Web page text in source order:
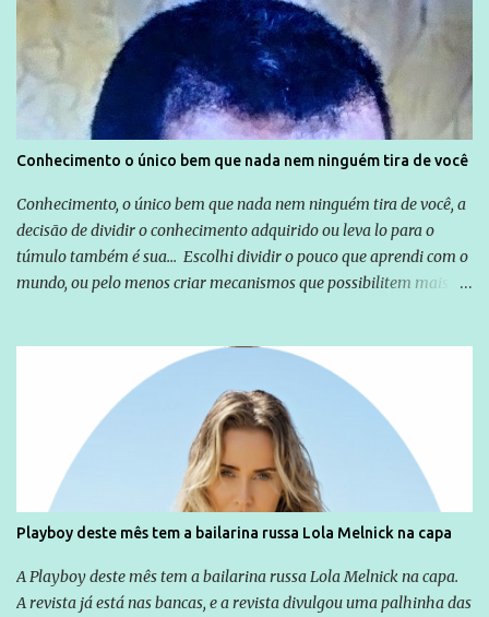
Emílio Odebrecht. Lula sempre atuou para promover o Brasil no
exterior, e não para promover determinadas empresas ou
empresários" Assina a nota o advogado Cristiano Zanin Martins
Conhecimento o único bem que nada nem ninguém tira de você
Conhecimento, o único bem que nada nem ninguém tira de você, a
decisão de dividir o conhecimento adquirido ou leva lo para o
túmulo também é sua... Escolhi dividir o pouco que aprendi com o
mundo, ou pelo menos criar mecanismos que possibilitem mais e
empreendedor da comunicação, que além de informação
cotidiana, corriqueira e cada vez mais preocupantes, do tipo que
você já esta acostumado a ver neste espaço, vou trabalhar a ideia
que possibilite distribuir não só informações, mas que gere de
forma consistente a riqueza do conhecimento... Exemplo: o
cidadão brasileiro não precisa só ser informado sobre operações
da Lava Jato, Reformas que podem retirar ou não direitos, ou
quem vai ser preso ou não; é preciso levar até as pessoas, do mais
simples ao mais burguês, o que diz a nossa Constituição, quais são
seus direitos e deveres em ...
Playboy deste mês tem a bailarina russa Lola Melnick na capa
A Playboy deste mês tem a bailarina russa Lola Melnick na capa.
A revista já está nas bancas, e a revista divulgou uma palhinha das